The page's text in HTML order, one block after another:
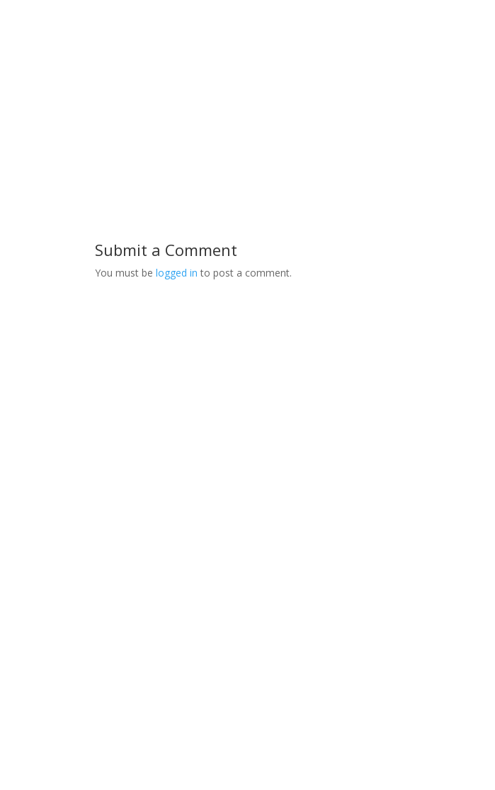
Submit a Comment
You must belogged in to post a comment.